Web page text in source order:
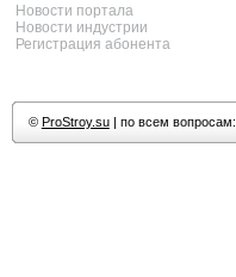
Новости портала
Новости индустрии
Регистрация абонента
© ProStroy.su| по всем вопросам: